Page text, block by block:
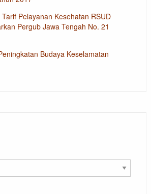
Tarif Pelayanan Kesehatan RSUD
Pergub Jawa Tengah No. 21
Budaya Keselamatan